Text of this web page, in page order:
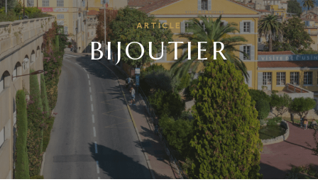
ARTICLE
BIJOUTIER